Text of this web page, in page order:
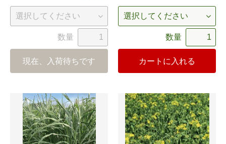
数量
現在、入荷待ちです
数量
カートに入れる